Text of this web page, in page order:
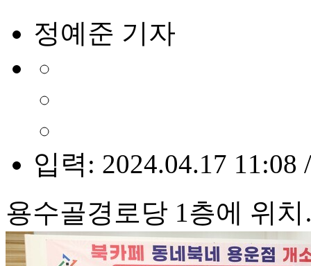
정예준 기자
입력: 2024.04.17 11:08
용수골경로당 1층에 위